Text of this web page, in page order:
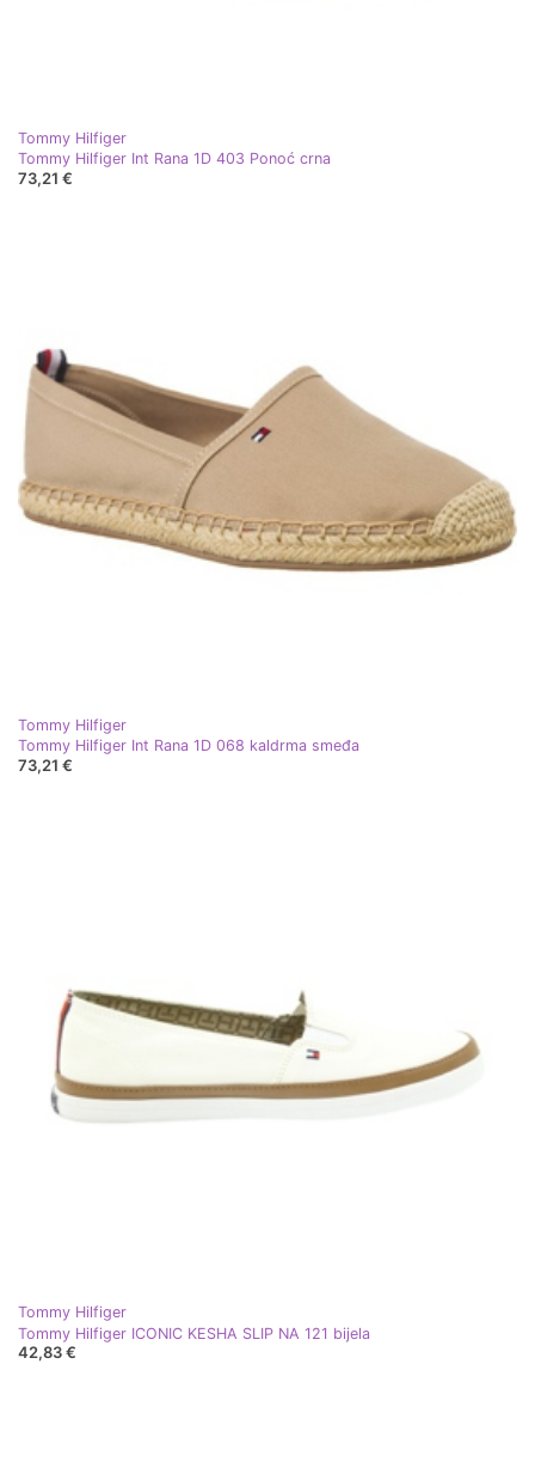
Tommy Hilfiger
Tommy Hilfiger Int Rana 1D 403 Ponoć crna
73,21 €
Tommy Hilfiger
Tommy Hilfiger Int Rana 1D 068 kaldrma smeđa
73,21 €
Tommy Hilfiger
Tommy Hilfiger ICONIC KESHA SLIP NA 121 bijela
42,83 €